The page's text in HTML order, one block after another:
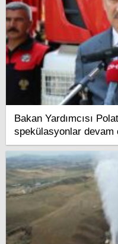
Bakan Yardımcısı
spekülasyonlar devam